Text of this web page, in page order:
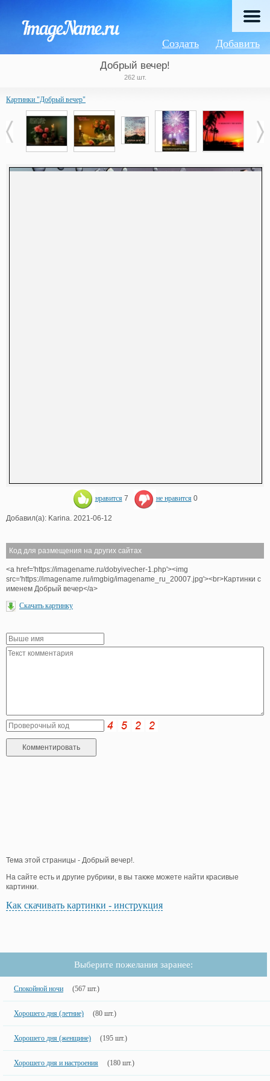
Добавить
Создать
Добрый вечер!
262 шт.
Картинки "Добрый вечер"
нравится 7 не нравится 0
Добавил(а): Karina. 2021-06-12
Код для размещения на других сайтах
<a href='https://imagename.ru/dobyivecher-1.php'><img
src='https://imagename.ru/imgbig/imagename_ru_20007.jpg'><br>Картинки с
именем Добрый вечер</a>
Скачать картинку
Тема этой страницы - Добрый вечер!.
На сайте есть и другие рубрики, в вы также можете найти красивые
картинки.
Как скачивать картинки - инструкция
Выберите пожелания заранее:
Спокойной ночи (567 шт.)
Хорошего дня (летние) (80 шт.)
Хорошего дня (женщине) (195 шт.)
Хорошего дня и настроения (180 шт.)